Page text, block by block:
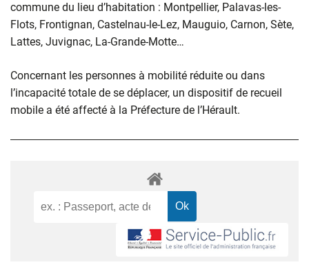
commune du lieu d’habitation : Montpellier, Palavas-les-
Flots, Frontignan, Castelnau-le-Lez, Mauguio, Carnon, Sète,
Lattes, Juvignac, La-Grande-Motte…
Concernant les personnes à mobilité réduite ou dans
l’incapacité totale de se déplacer, un dispositif de recueil
mobile a été affecté à la Préfecture de l’Hérault.